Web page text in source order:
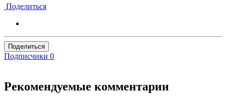
Поделиться
Поделиться
Подписчики 0
Рекомендуемые комментарии